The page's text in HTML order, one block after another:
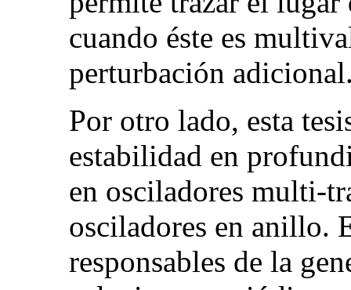
cuando éste es
perturbación
Por otro lado, esta
estabilidad en
en osciladores multi-
osciladores en anillo.
responsables de la